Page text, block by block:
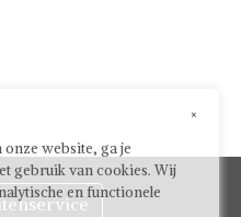
×
website, ga je
gebruik van cookies. Wij
en functionele